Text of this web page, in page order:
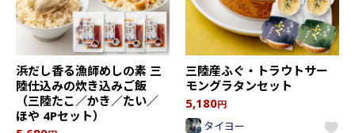
浜だし香る漁師めしの素 三
陸仕込みの炊き込みご飯
（三陸たこ／かき／たい／
ほや 4Pセット）
三陸産ふぐ・トラウトサー
モングラタンセット
5,180円
タイヨー